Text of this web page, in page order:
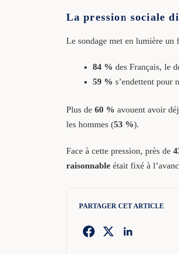
La pression sociale
Le sondage met en lumière un
84 % des Français, le
59 % s’endettent pour
Plus de 60 % avouent avoir
les hommes (53 %).
Face à cette pression, près de
raisonnableétait fixé à
PARTAGER CET ARTICLE